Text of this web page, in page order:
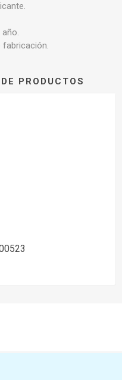
año.
PRODUCTOS